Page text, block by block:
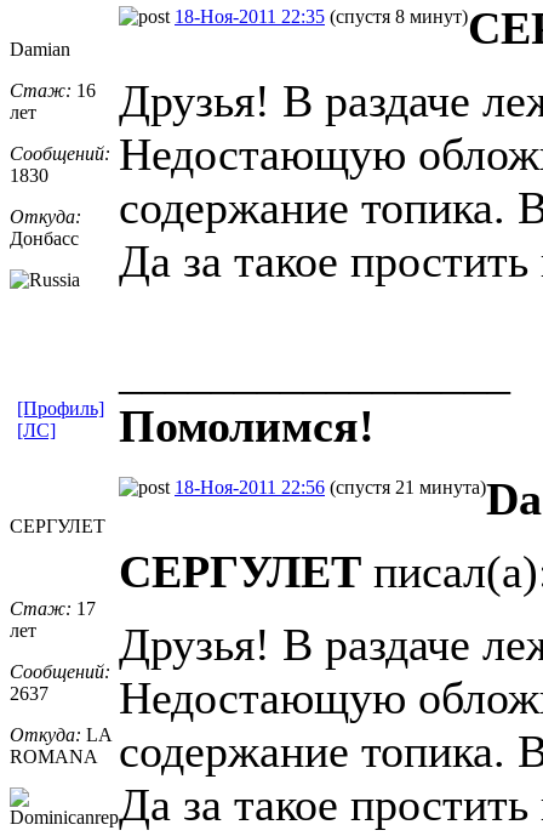
Damian
Стаж: 16
лет
Сообщений:
1830
Откуда:
Донбасс
18-Ноя-2011 22:35 (спустя 8 минут)
Друзья! В раздаче
Недостающую
содержание топика.
Да за такое
Помолимся!
[Профиль]
[ЛС]
СЕРГУЛЕТ
Стаж: 17
лет
Сообщений:
2637
Откуда: LA
ROMANA
18-Ноя-2011 22:56 (спустя 21 минута)
СЕРГУЛЕТ
Друзья! В раздаче
Недостающую
содержание топика.
Да за такое